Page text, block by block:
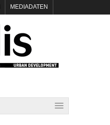
MEDIADATEN
IMPRESSUM